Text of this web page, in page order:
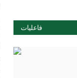
فاعليات